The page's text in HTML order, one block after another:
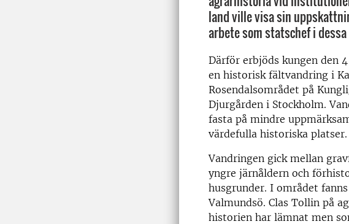
land ville visa sin
arbete som statschef i
Därför erbjöds kungen den
en historisk fältvandring i
Rosendalsområdet på
Djurgården i Stockholm.
fasta på mindre
värdefulla historiska platser.
Vandringen gick mellan
yngre järnåldern och
husgrunder. I området
Valmundsö. Clas Tollin på
historien har lämnat men